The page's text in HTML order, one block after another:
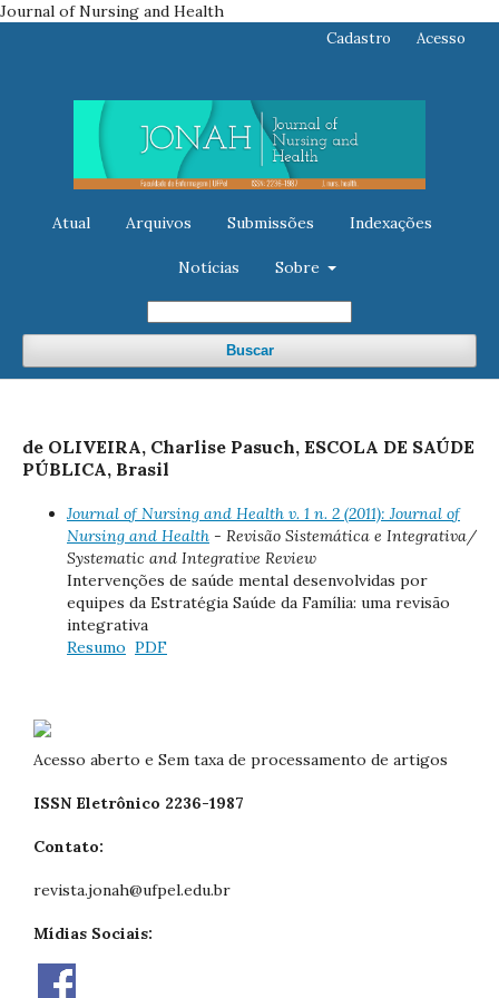
Journal of Nursing and Health
Atual Arquivos Submissões Indexações
Notícias Sobre
Buscar
Cadastro Acesso
de OLIVEIRA, Charlise Pasuch, ESCOLA DE SAÚDE
PÚBLICA, Brasil
Journal of Nursing and Health v. 1 n. 2 (2011): Journal of
Nursing and Health - Revisão Sistemática e Integrativa/
Systematic and Integrative Review
Intervenções de saúde mental desenvolvidas por
equipes da Estratégia Saúde da Família: uma revisão
integrativa
Resumo PDF
Acesso aberto e Sem taxa de processamento de artigos
ISSN Eletrônico 2236-1987
Contato:
revista.jonah@ufpel.edu.br
Mídias Sociais: